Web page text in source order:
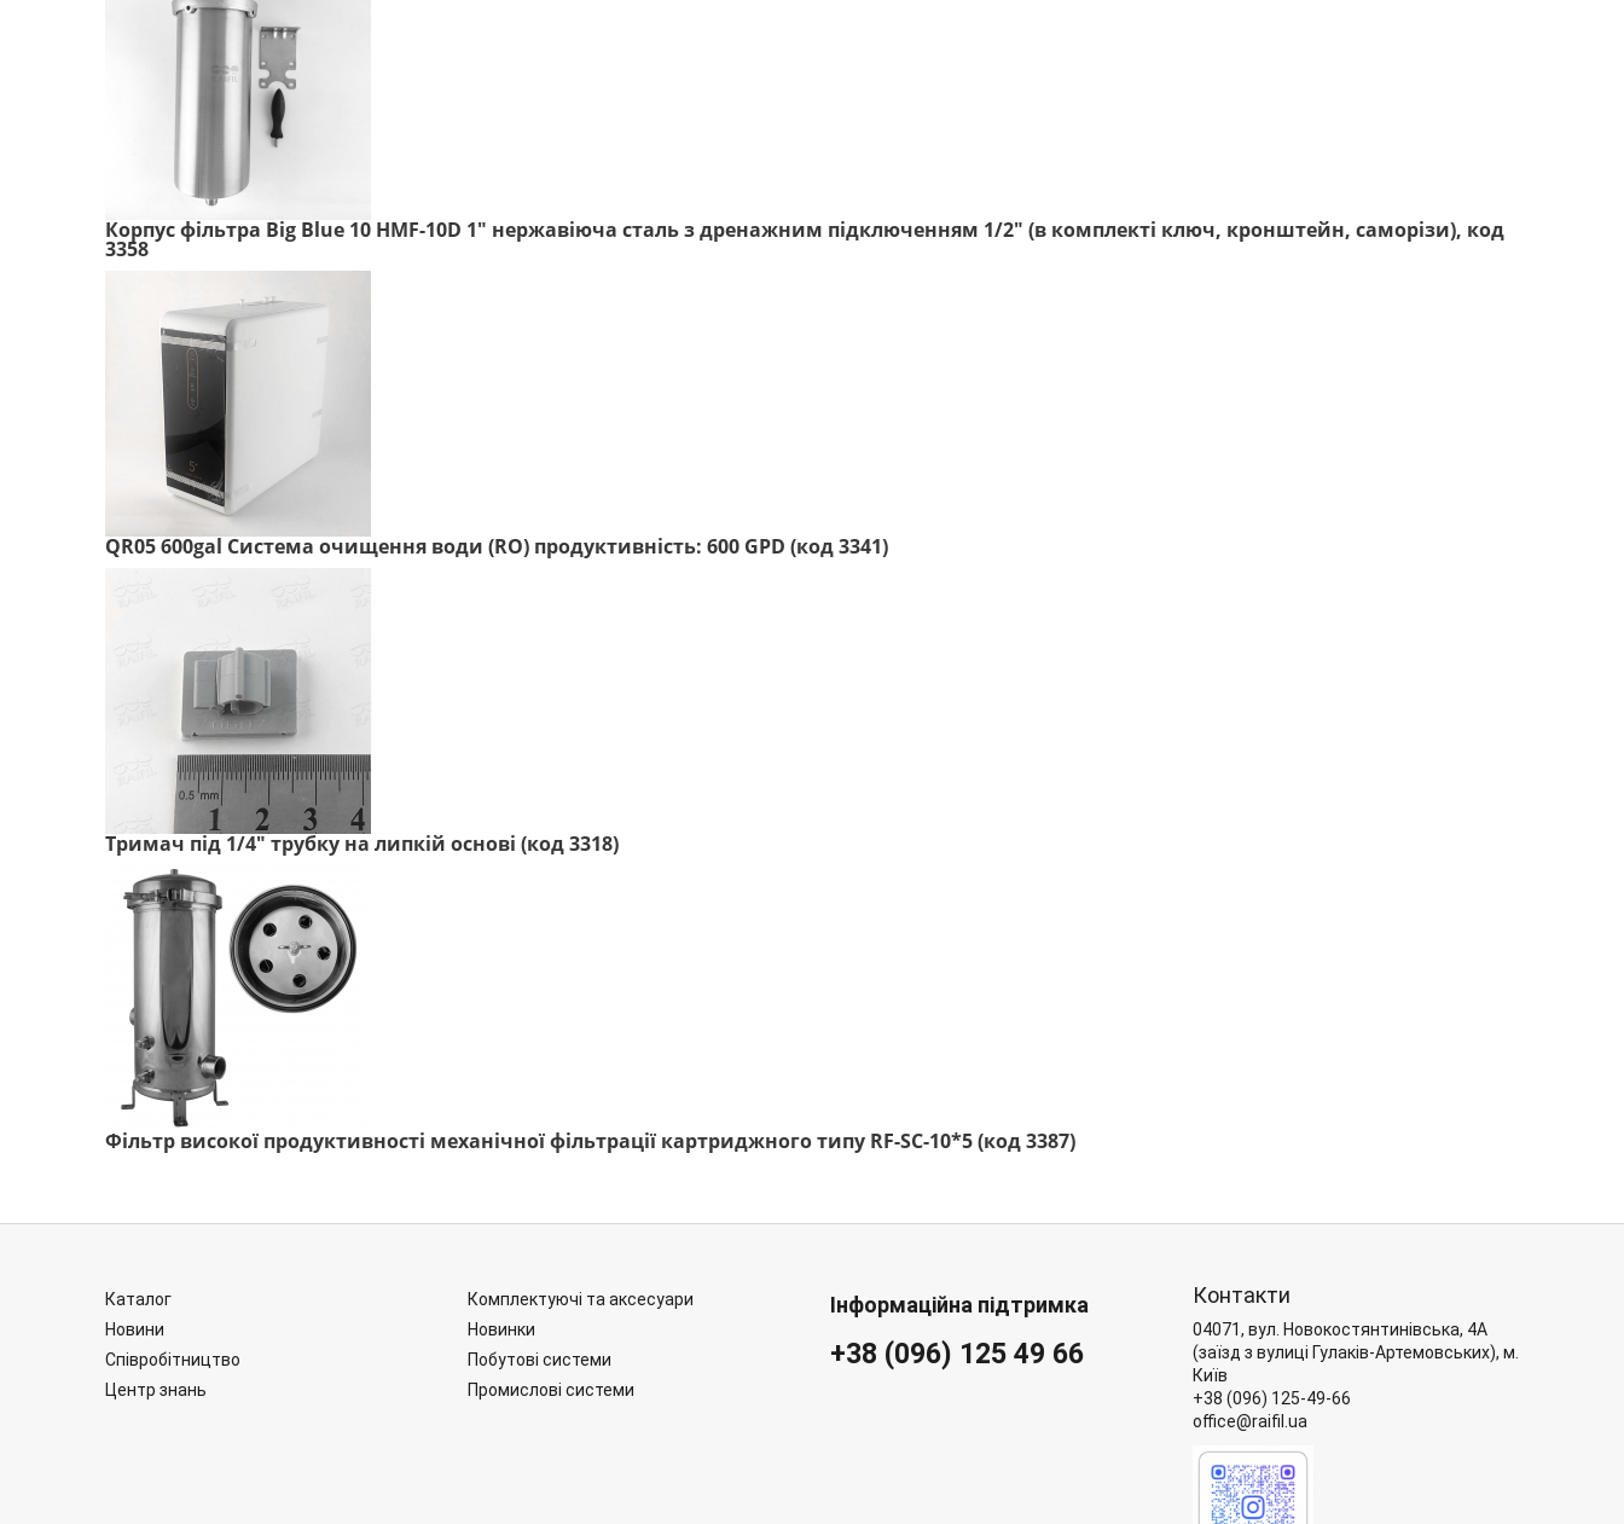
Корпус фільтра Big Blue 10 HMF-10D 1" нержавіюча сталь з дренажним підключенням 1/2" (в комплекті ключ, кронштейн, саморізи), код
3358
QR05 600gal Система очищення води (RO) продуктивність: 600 GPD (код 3341)
Тримач під 1/4" трубку на липкій основі (код 3318)
Фільтр високої продуктивності механічної фільтрації картриджного типу RF-SC-10*5 (код 3387)
Каталог
Новини
Співробітництво
Центр знань
Комплектуючі та аксесуари
Новинки
Побутові системи
Промислові системи
Інформаційна підтримка
+38 (096) 125 49 66
Контакти
04071, вул. Новокостянтинівська, 4А
(заїзд з вулиці Гулаків-Артемовських), м.
Київ
+38 (096) 125-49-66
office@raifil.ua